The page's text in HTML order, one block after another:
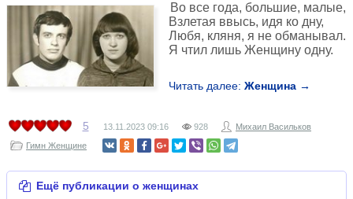
Во все года, большие, малые,
Взлетая ввысь, идя ко дну,
Любя, кляня, я не обманывал.
Я чтил лишь Женщину одну.
Читать далее: Женщина →
5 13.11.2023 09:16 928
Михаил Васильков
Гимн Женщине
Ещё публикации о женщинах